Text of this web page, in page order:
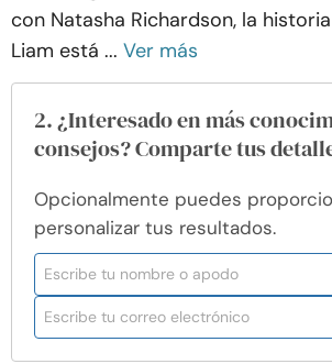
con Natasha Richardson, la
Liam está ... Ver más
2. ¿Interesado en más
consejos? Comparte tus
Opcionalmente puedes
personalizar tus resultados.